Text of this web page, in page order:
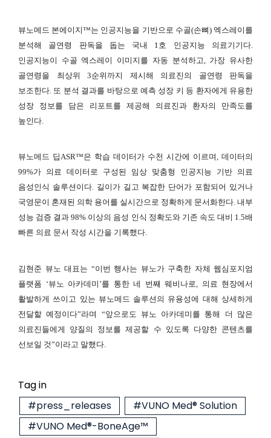
뷰노메드 본에이지™는 인공지능을 기반으로 수골(손뼈) 엑스레이를
분석해 골연령 판독을 돕는 국내 1호 인공지능 의료기기다.
인공지능이 수골 엑스레이 이미지를 자동 분석하고, 가장 유사한
골연령을 최상위 3순위까지 제시해 의료진의 골연령 판독을
보조한다. 또 분석 결과를 바탕으로 예측 성장 키 등 환자에게 유용한
성장 정보를 담은 리포트를 제공해 의료진과 환자의 만족도를
높인다.
뷰노메드 딥ASR™은 학습 데이터가 수천 시간에 이르며, 데이터의
99%가 의료 데이터로 구성된 임상 맞춤형 인공지능 기반 의료
음성인식 솔루션이다. 길이가 길고 복잡한 단어가 포함되어 있거나
국영문이 혼재된 의학 용어를 실시간으로 정확하게 문서화한다. 내부
성능 검증 결과 98% 이상의 음성 인식 정확도와 기존 속도 대비 1.5배
빠른 의료 문서 작성 시간을 기록했다.
김현준 뷰노 대표는 “이번 행사는 뷰노가 구축한 자체 웹심포지엄
플랫폼 ‘뷰노 아카데미’를 통한 네 번째 웨비나로, 의료 현장에서
활발하게 쓰이고 있는 뷰노메드 솔루션의 유용성에 대해 상세하게
전달할 예정이다”라며 “앞으로도 뷰노 아카데미를 통해 더 많은
의료진들에게 양질의 정보를 제공할 수 있도록 다양한 콘텐츠를
선보일 것”이라고 말했다.
Tag in
#press_releases
#VUNO Med® Solution
#VUNO Med®-BoneAge™